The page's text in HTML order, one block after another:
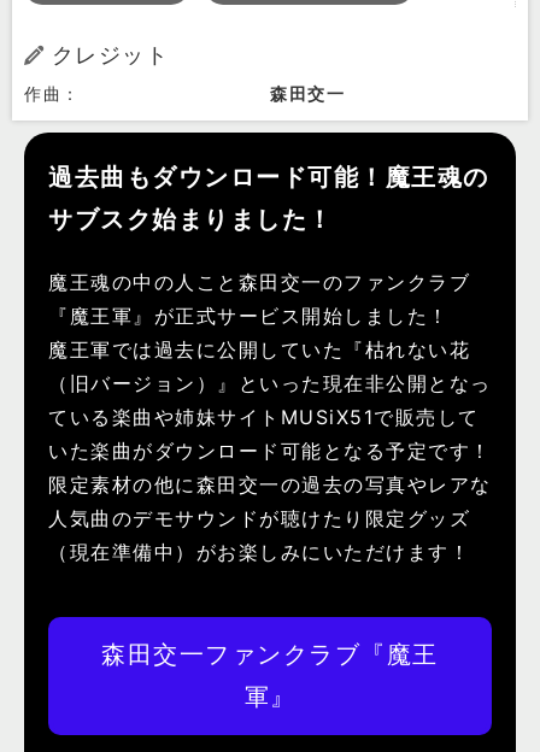
クレジット
作曲： 森田交一
過去曲もダウンロード可能！魔王魂の
サブスク始まりました！
魔王魂の中の人こと森田交一のファンクラブ
『魔王軍』が正式サービス開始しました！
魔王軍では過去に公開していた『枯れない花
（旧バージョン）』といった現在非公開となっ
ている楽曲や姉妹サイトMUSiX51で販売して
いた楽曲がダウンロード可能となる予定です！
限定素材の他に森田交一の過去の写真やレアな
人気曲のデモサウンドが聴けたり限定グッズ
（現在準備中）がお楽しみにいただけます！
森田交一ファンクラブ『魔王
軍』